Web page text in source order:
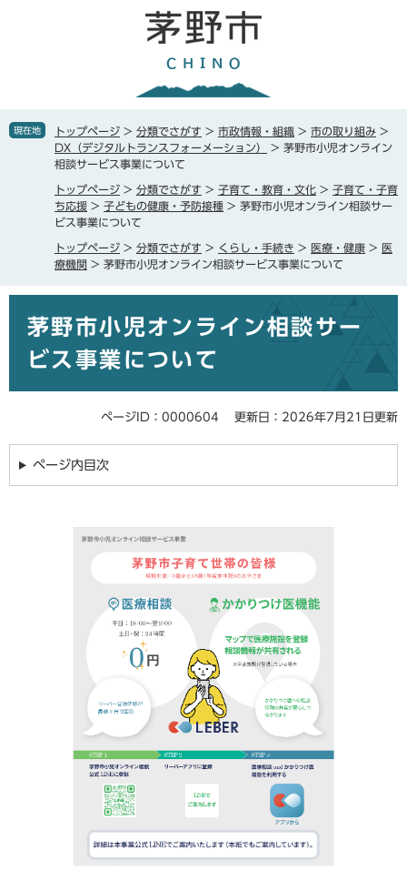
で
ば現在地 トップページ > 分類でさがす > 市政情報・組織 > 市の取り組み >
DX（デジタルトランスフォーメーション）
> 茅野市小児オンライン
相談サービス事業について
トップページ > 分類でさがす > 子育て・教育・文化 > 子育て・子育
ち応援 > 子どもの健康・予防接種 > 茅野市小児オンライン相談サー
ビス事業について
トップページ > 分類でさがす > くらし・手続き > 医療・健康 > 医
療機関 > 茅野市小児オンライン相談サービス事業について
茅野市小児オンライン相談サー
ビス事業について
ページID：0000604 更新日：2026年7月21日更新
ページ内目次